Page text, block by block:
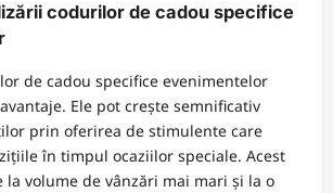
codurilor de cadou specifice
de cadou specifice evenimentelor
Ele pot crește semnificativ
prin oferirea de stimulente care
în timpul ocaziilor speciale. Acest
la volume de vânzări mai mari și la o